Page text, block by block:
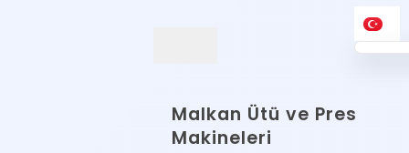
Malkan Ütü ve Pres
Makineleri